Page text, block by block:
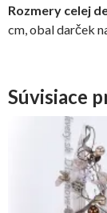
Rozmery celej
cm, obal darček
Súvisiace